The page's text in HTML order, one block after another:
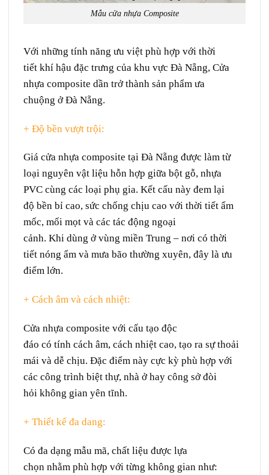
Mẫu cửa nhựa Composite
Với những tính năng ưu việt phù hợp với thời
tiết khí hậu đặc trưng của khu vực Đà Nẵng, Cửa
nhựa composite dần trở thành sản phẩm ưa
chuộng ởĐà Nẵng.
+ Độ bền vượt trội:
Giá cửa nhựa composite tại Đà Nẵng được làm từ
loại nguyên vật liệu hỗn hợp giữa bột gỗ, nhựa
PVC cùng các loại phụ gia. Kết cấu này đem lại
độ bền bỉ cao, sức chống chịu cao với thời tiết ẩm
mốc, mối mọt và các tác động ngoại
cảnh. Khi dùng ở vùng miền Trung – nơi có thời
tiết nóng ẩm và mưa bão thường xuyên, đây là ưu
điểm lớn.
+ Cách âm và cách nhiệt:
Cửa nhựa composite với cấu tạo độc
đáo có tính cách âm, cách nhiệt cao, tạo ra sự thoải
mái và dễ chịu. Đặc điểm này cực kỳ phù hợp với
các công trình biệt thự, nhà ởhay công sở đòi
hỏi không gian yên tĩnh.
+ Thiết kế đa dang:
Có đa dạng mẫu mã, chất liệu được lựa
chọn nhằm phù hợp với từng không gian như: